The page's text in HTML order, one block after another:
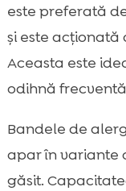
este preferată
și este acționată
Aceasta este
odihnă
Bandele de
apar în variante
găsit.